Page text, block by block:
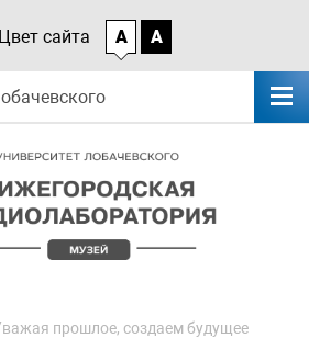
Цвет сайта A A
прошлое, создаем будущее